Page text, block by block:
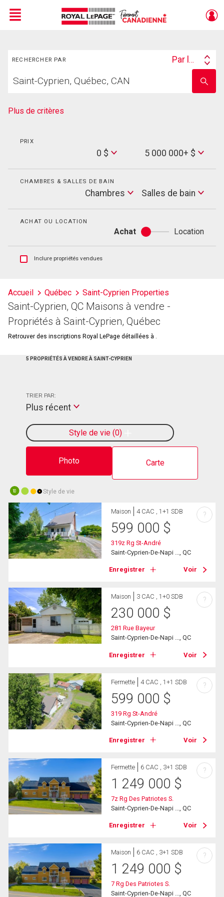
Menu
RECHERCHER PAR
Search
Par lieu
votre
nom
Plus de critères
PRIX
0 $
Max
Price
5 000 000+ $
CHAMBRES & SALLES DE BAIN
Chambres
Salles
de
Salles de bain
ACHAT OU LOCATION
Achat
Achat
ou
Location
Afficher
et
les
historiques
d'inscriptions
Inclure propriétés vendues
Accueil Québec Saint-Cyprien Properties
Saint-Cyprien, QC Maisons à vendre -
Propriétés à Saint-Cyprien, Québec
Retrouver des inscriptions Royal LePage détaillées à .
5 PROPRIÉTÉS À VENDRE À SAINT-CYPRIEN
Photo Carte
Style de vie 0
TRIER PAR:
Plus récent
10 Style de vie
Maison 4 CAC , 1+1 SDB
599 000 $
319z Rg St-André
Saint-Cyprien-De-Napi ..., QC
Enregistrer Voir
?
Maison 3 CAC , 1+0 SDB
230 000 $
281 Rue Bayeur
Saint-Cyprien-De-Napi ..., QC
Enregistrer Voir
?
Fermette 4 CAC , 1+1 SDB
599 000 $
319 Rg St-André
Saint-Cyprien-De-Napi ..., QC
Enregistrer Voir
?
Fermette 6 CAC , 3+1 SDB
1 249 000 $
7z Rg Des Patriotes S.
Saint-Cyprien-De-Napi ..., QC
Enregistrer Voir
?
Maison 6 CAC , 3+1 SDB
1 249 000 $
7 Rg Des Patriotes S.
Saint-Cyprien-De-Napi ..., QC
?